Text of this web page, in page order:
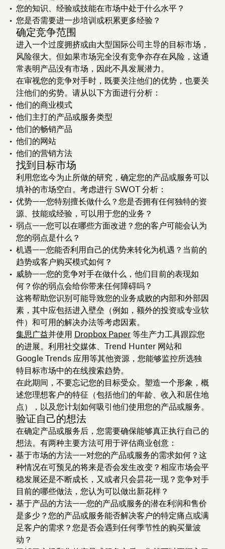
您的知识、经验或技能在市场中处于什么水平？
您是否需要进一步培训或积累更多经验？
确定竞争范围
进入一个过度拥挤或由大型国际公司主导的目标市场，
风险很大。但如果市场完全没有竞争亦存在风险，这通
常表明产品没有市场，因此不具发展潜力。
在审视您的竞争对手时，既要关注他们的优势，也要关
注他们的劣势。请从以下方面进行分析：
他们的商业模式
他们主打的产品或服务类型
他们的畅销产品
他们的网站
他们的营销方法
找到目标市场
利用您迄今为止所做的研究，确定您的产品或服务可以
填补的市场空白。考虑进行 SWOT 分析：
优势——您特别擅长做什么？您是否拥有任何独特的资
源、技能或经验，可以用于您的业务？
弱点——您可以在哪些方面改进？您的客户可能会认为
您的弱点是什么？
机遇——您能否利用自己的优势来转化为机遇？当前的
趋势或客户购买模式如何？
威胁——您的竞争对手在做什么，他们目前的表现如
何？你的弱点会给你带来任何障碍吗？
这将帮助您识别可能导致您的业务成败的内部和外部因
素，其中应包括进入壁垒（例如，额外的投资或专业软
件）和可用的解决办法等考虑因素。
集思广益并使用 Dropbox Paper 等生产力工具跟踪您
的进展。利用社交媒体、Trend Hunter 网站和
Google Trends 应用等其他资源，您能够监控所选独
特目标市场中的在线搜索趋势。
在此期间，不要忘记您的目标受众。塑造一个形象，概
述您理想客户的特征（包括他们的年龄、收入和居住地
点），以及您计划如何吸引他们使用您的产品或服务。
验证自己的想法
在确定产品或服务后，您需要确保能够真正执行自己的
想法。有两种主要方法可用于评估商业创意：
基于市场的方法——对您的产品或服务的需求如何？这
种情况在可预见的将来是否会发生改变？相应市场会平
稳发展还是不断成长，又或者只会昙花一现？竞争对手
目前的哪些做法，您认为可以做出新花样？
基于产品的方法——您的产品或服务的潜在利润和售价
是多少？您的产品或服务能否解决客户的特定痛点或满
足客户的需求？您是否会遇到任何季节性的购买量波
动？